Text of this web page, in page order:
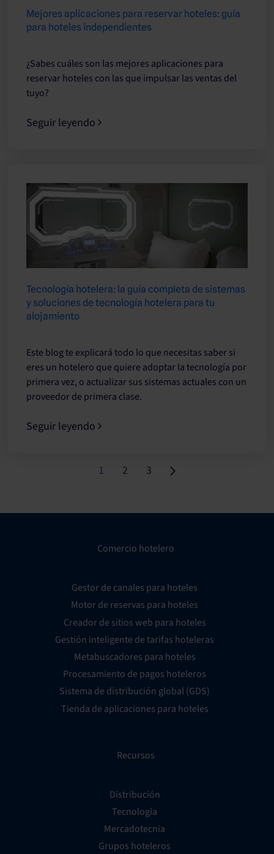
Mejores aplicaciones para reservar hoteles: guía
para hoteles independientes
¿Sabes cuáles son las mejores aplicaciones para
reservar hoteles con las que impulsar las ventas del
tuyo?
Seguir leyendo
Tecnología hotelera: la guía completa de sistemas
y soluciones de tecnología hotelera para tu
alojamiento
Este blog te explicará todo lo que necesitas saber si
eres un hotelero que quiere adoptar la tecnología por
primera vez, o actualizar sus sistemas actuales con un
proveedor de primera clase.
Seguir leyendo
Page
1 Page
2 Page
3
Comercio hotelero
Gestor de canales para hoteles
Motor de reservas para hoteles
Creador de sitios web para hoteles
Gestión inteligente de tarifas hoteleras
Metabuscadores para hoteles
Procesamiento de pagos hoteleros
Sistema de distribución global (GDS)
Tienda de aplicaciones para hoteles
Recursos
Distribución
Tecnología
Mercadotecnia
Grupos hoteleros